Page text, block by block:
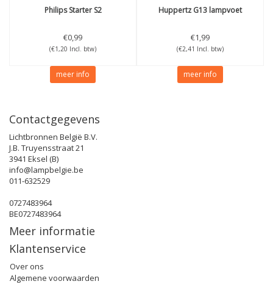
PhilipsStarter S2
€0,99
(€1,20 Incl. btw)
meer info
Huppertz G13 lampvoet
€1,99
(€2,41 Incl. btw)
meer info
Contactgegevens
Lichtbronnen België B.V.
J.B. Truyensstraat 21
3941 Eksel (B)
info@lampbelgie.be
011-632529
0727483964
BE0727483964
Meer informatie
Klantenservice
Over ons
Algemene voorwaarden